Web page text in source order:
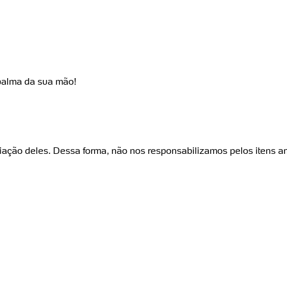
da sua mão!
deles. Dessa forma, não nos responsabilizamos pelos itens